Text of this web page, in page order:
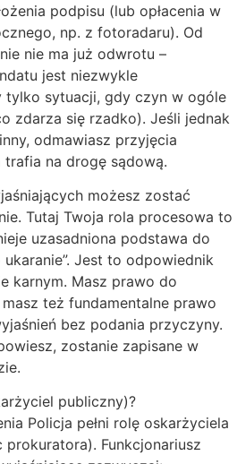
podpisu (lub opłacenia w
np. z fotoradaru). Od
nie ma już odwrotu –
jest niezwykle
sytuacji, gdy czyn w ogóle
zdarza się rzadko). Jeśli jednak
odmawiasz przyjęcia
na drogę sądową.
możesz zostać
Tutaj Twoja rola procesowa to
uzasadniona podstawa do
Jest to odpowiednik
karnym. Masz prawo do
masz też fundamentalne prawo
bez podania przyczyny.
zostanie zapisane w
publiczny)?
Policja pełni rolę oskarżyciela
Funkcjonariusz